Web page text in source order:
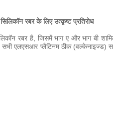
रबर के लिए उत्कृष्ट प्रतिरोध
रबर है, जिसमें भाग ए और भाग बी
सभी एलएसआर प्लैटिनम ठीक (वल्केनाइज्ड)